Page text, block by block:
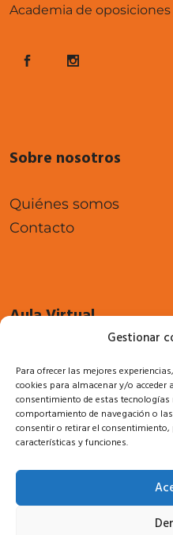
Gestionar
Para ofrecer las mejores
cookies para almacenar y/o acceder
consentimiento de estas
comportamiento de navegación o
consentir o retirar el
características y funciones.
Academia de
Sobre nosotros
Quiénes somos
Contacto
Aula Virtual
Acceso a campus
Legal
Política de privacidad